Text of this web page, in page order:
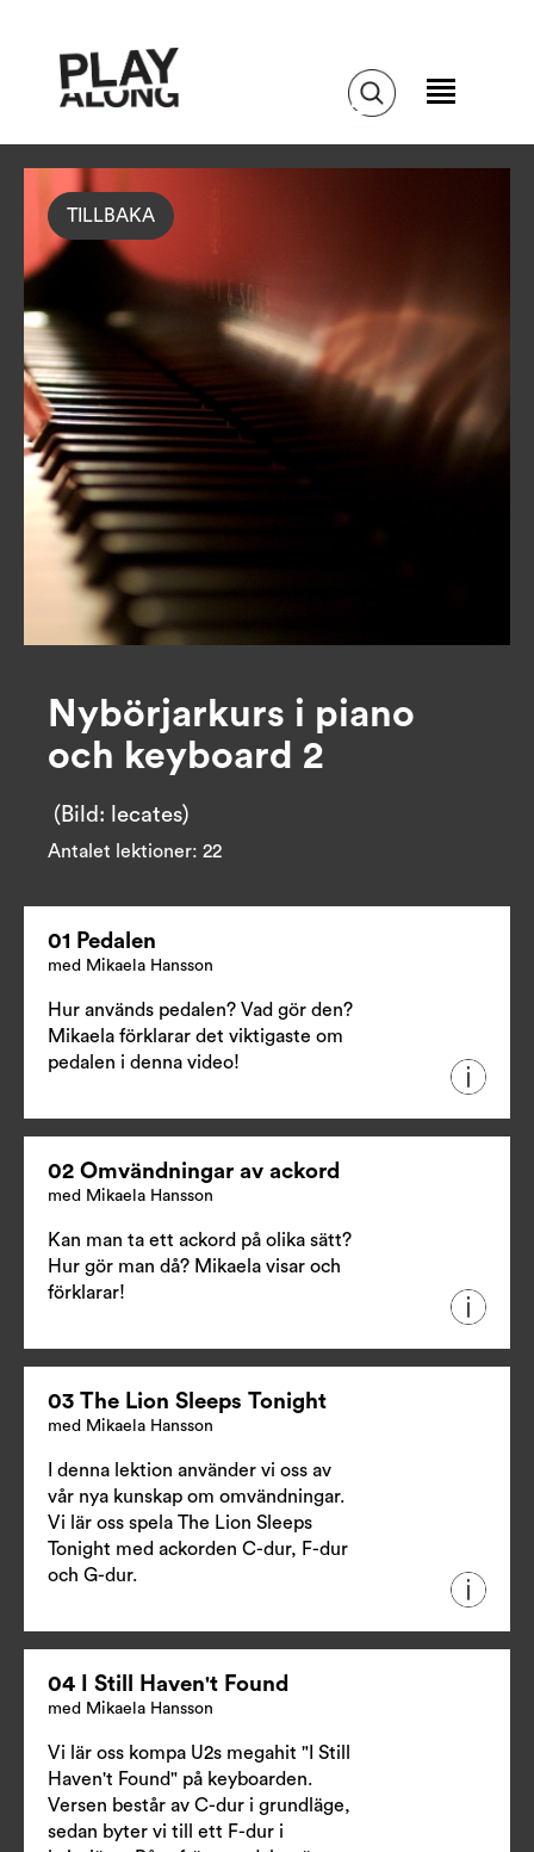
TILLBAKA
Nybörjarkurs i piano
och keyboard 2
(Bild: lecates)
Antalet lektioner: 22
01 Pedalen
med Mikaela Hansson
Hur används pedalen? Vad gör den?
Mikaela förklarar det viktigaste om
pedalen i denna video!
02 Omvändningar av ackord
med Mikaela Hansson
Kan man ta ett ackord på olika sätt?
Hur gör man då? Mikaela visar och
förklarar!
03 The Lion Sleeps Tonight
med Mikaela Hansson
I denna lektion använder vi oss av
vår nya kunskap om omvändningar.
Vi lär oss spela The Lion Sleeps
Tonight med ackorden C-dur, F-dur
och G-dur.
04 I Still Haven't Found
med Mikaela Hansson
Vi lär oss kompa U2s megahit "I Still
Haven't Found" på keyboarden.
Versen består av C-dur i grundläge,
sedan byter vi till ett F-dur i